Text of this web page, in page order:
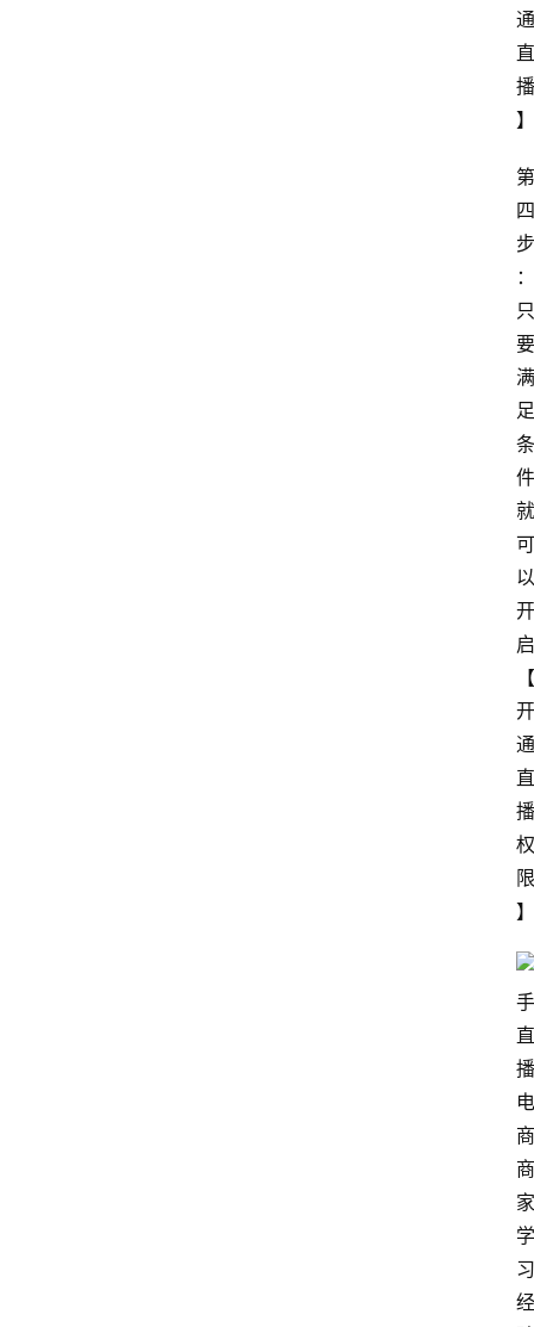
通
直
播
】
第
四
步
：
只
要
满
足
条
件
就
可
以
开
启
【
开
通
直
播
权
限
】